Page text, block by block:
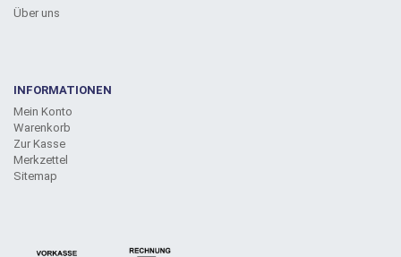
Über uns
INFORMATIONEN
Mein Konto
Warenkorb
Zur Kasse
Merkzettel
Sitemap